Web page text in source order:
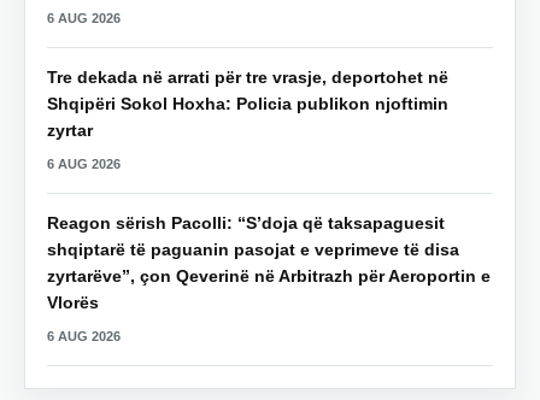
6 AUG 2026
Tre dekada në arrati për tre vrasje, deportohet në
Shqipëri Sokol Hoxha: Policia publikon njoftimin
zyrtar
6 AUG 2026
Reagon sërish Pacolli: “S’doja që taksapaguesit
shqiptarë të paguanin pasojat e veprimeve të disa
zyrtarëve”, çon Qeverinë në Arbitrazh për Aeroportin e
Vlorës
6 AUG 2026